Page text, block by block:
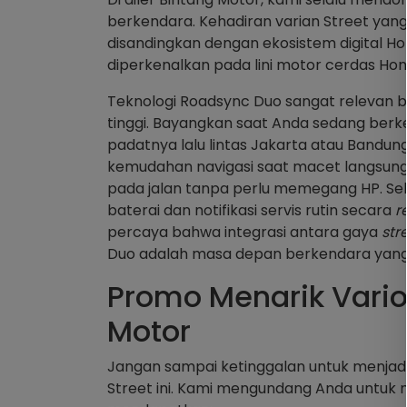
berkendara. Kehadiran varian Street
disandingkan dengan ekosistem digital
diperkenalkan pada lini motor cerdas
Teknologi Roadsync Duo sangat relevan
tinggi. Bayangkan saat Anda sedang
padatnya lalu lintas Jakarta atau
kemudahan navigasi saat macet
pada jalan tanpa perlu memegang HP.
baterai dan notifikasi servis rutin secara
percaya bahwa integrasi antara gaya
Duo adalah masa depan berkendara
Promo Menarik
Motor
Jangan sampai ketinggalan untuk
Street ini. Kami mengundang Anda untuk